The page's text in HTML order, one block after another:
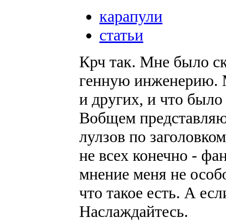
карапули
статьи
Крч так. Мне было
генную инженерию.
и других, и что
Вобщем
лулзов по
не всех конечно -
мнение меня не
что такое есть. А
Наслаждайтесь.